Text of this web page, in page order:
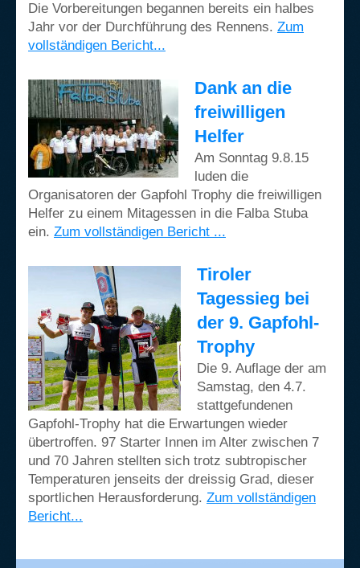
Die Vorbereitungen begannen bereits ein halbes
Jahr vor der Durchführung des Rennens. Zum
vollständigen Bericht...
Dank an die
freiwilligen
Helfer
Am Sonntag 9.8.15
luden die
Organisatoren der Gapfohl Trophy die freiwilligen
Helfer zu einem Mitagessen in die Falba Stuba
ein. Zum vollständigen Bericht ...
Tiroler
Tagessieg bei
der 9. Gapfohl-
Trophy
Die 9. Auflage der am
Samstag, den 4.7.
stattgefundenen
Gapfohl-Trophy hat die Erwartungen wieder
übertroffen. 97 Starter Innen im Alter zwischen 7
und 70 Jahren stellten sich trotz subtropischer
Temperaturen jenseits der dreissig Grad, dieser
sportlichen Herausforderung. Zum vollständigen
Bericht...